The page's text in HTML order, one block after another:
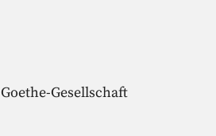
Gesellschaft